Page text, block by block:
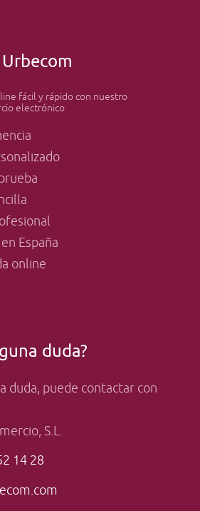
fácil y rápido con nuestro
electrónico
España
online
duda?
duda, puede contactar con
S.L.
14 28